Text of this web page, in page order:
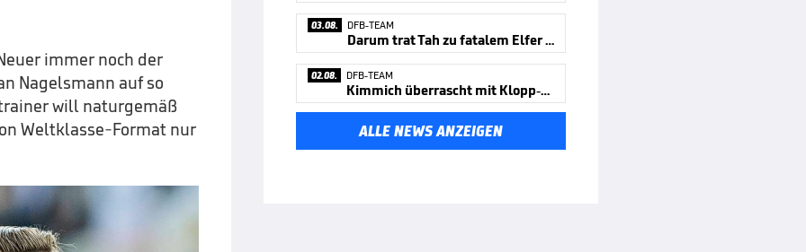
immer noch der
Nagelsmann auf so
will naturgemäß
Weltklasse-Format nur
03.08. DFB-TEAM
Darum trat Tah zu fatalem Elfer an
02.08. DFB-TEAM
Kimmich überrascht mit Klopp-Aussage
ALLE NEWS ANZEIGEN